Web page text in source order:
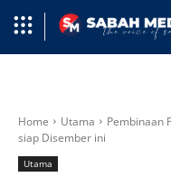
Home Utama
Pembinaan
siap Disember ini
Utama